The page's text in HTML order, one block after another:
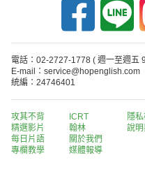
電話：02-2727-1778 ( 週一至週五
E-mail：service@hopenglish.com
統編：24746401
攻其不背
精選影片
每日片語
專欄教學
ICRT
翰林
關於我們
媒體報導
隱
說